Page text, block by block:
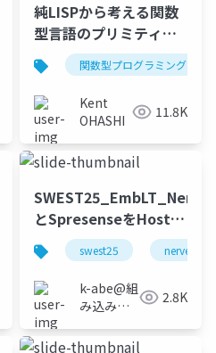
haskell scala
純LISPから考える関数
型言語のプリミティブ:
Clojure, Elixir,
Haskell, Scala
関数型プログラミング
Kent
OHASHI
11.8K
SWEST25_EmbLT_Nerves
とSpresenseをHostIF
で通信してみた
swest25 nerves
k-abe@組
み込みソ
アの人
2.8K